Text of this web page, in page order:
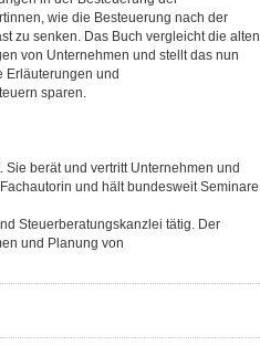
wie die Besteuerung nach der
zu senken. Das Buch vergleicht die alten
von Unternehmen und stellt das nun
Erläuterungen und
sparen.
berät und vertritt Unternehmen und
und hält bundesweit Seminare
Steuerberatungskanzlei tätig. Der
und Planung von